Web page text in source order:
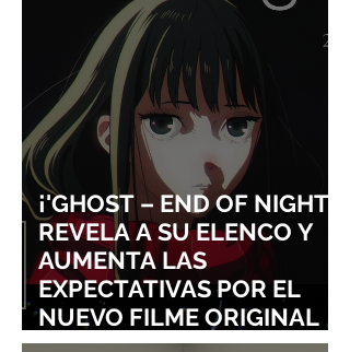
¡'GHOST – END OF NIGHT'
REVELA A SU ELENCO Y
AUMENTA LAS
EXPECTATIVAS POR EL
NUEVO FILME ORIGINAL
DE SHINGO NATSUME!